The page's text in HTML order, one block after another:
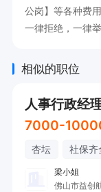
安保、维修等
4、责任心强
岗位福利：
1、中午包餐
2、入职后购
公岗】等各种费
一律拒绝，一律
相似的职位
人事行政经
7000-
杏坛 社保齐
梁小姐
佛山市益创